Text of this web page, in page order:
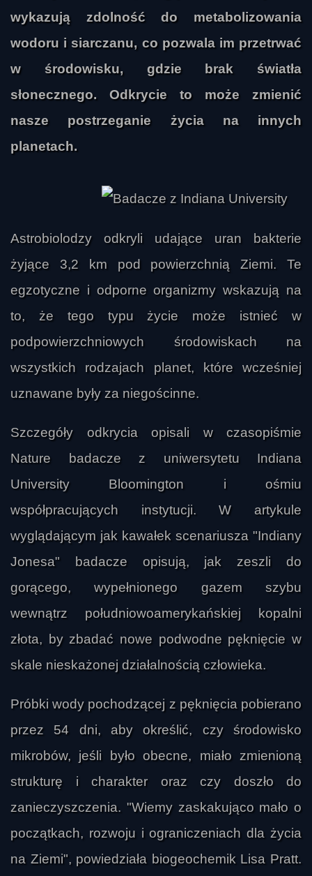
wykazują zdolność do metabolizowania
wodoru i siarczanu, co pozwala im przetrwać
w środowisku, gdzie brak światła
słonecznego. Odkrycie to może zmienić
nasze postrzeganie życia na innych
planetach.
Astrobiolodzy odkryli udające uran bakterie
żyjące 3,2 km pod powierzchnią Ziemi. Te
egzotyczne i odporne organizmy wskazują na
to, że tego typu życie może istnieć w
podpowierzchniowych środowiskach na
wszystkich rodzajach planet, które wcześniej
uznawane były za niegościnne.
Szczegóły odkrycia opisali w czasopiśmie
Nature badacze z uniwersytetu Indiana
University Bloomington i ośmiu
współpracujących instytucji. W artykule
wyglądającym jak kawałek scenariusza "Indiany
Jonesa" badacze opisują, jak zeszli do
gorącego, wypełnionego gazem szybu
wewnątrz południowoamerykańskiej kopalni
złota, by zbadać nowe podwodne pęknięcie w
skale nieskażonej działalnością człowieka.
Próbki wody pochodzącej z pęknięcia pobierano
przez 54 dni, aby określić, czy środowisko
mikrobów, jeśli było obecne, miało zmienioną
strukturę i charakter oraz czy doszło do
zanieczyszczenia. "Wiemy zaskakująco mało o
początkach, rozwoju i ograniczeniach dla życia
na Ziemi", powiedziała biogeochemik Lisa Pratt.